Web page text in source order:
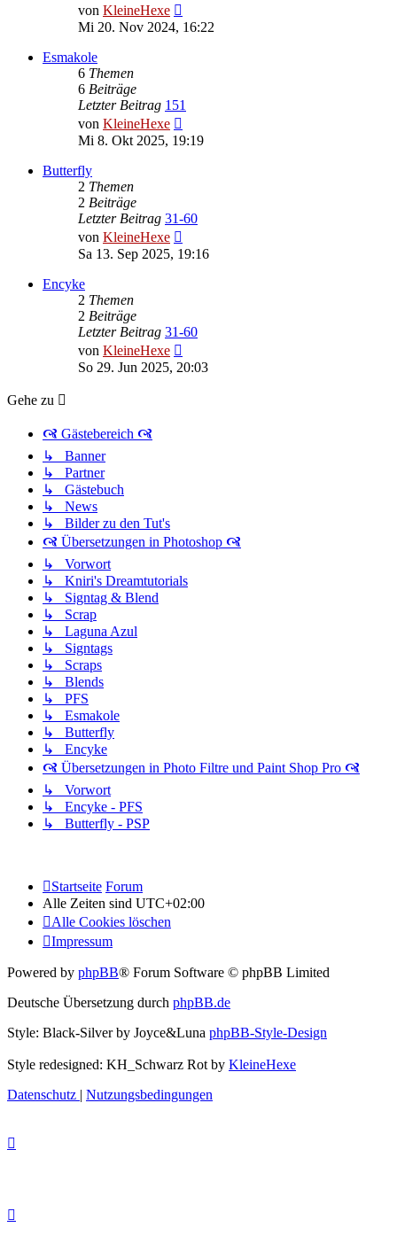
von KleineHexe
Beitrag
Mi 20. Nov 2024, 16:22
Esmakole
6 Themen
6 Beiträge
Letzter Beitrag 151
von KleineHexe
Beitrag
Mi 8. Okt 2025, 19:19
Butterfly
2 Themen
2 Beiträge
Letzter Beitrag 31-60
von KleineHexe
Beitrag
Sa 13. Sep 2025, 19:16
Encyke
2 Themen
2 Beiträge
Letzter Beitrag 31-60
von KleineHexe
Beitrag
So 29. Jun 2025, 20:03
Gehe zu
🙧 Gästebereich 🙧
↳ Banner
↳ Partner
↳ Gästebuch
↳ News
↳ Bilder zu den Tut's
🙧 Übersetzungen in Photoshop 🙧
↳ Vorwort
↳ Kniri's Dreamtutorials
↳ Signtag & Blend
↳ Scrap
↳ Laguna Azul
↳ Signtags
↳ Scraps
↳ Blends
↳ PFS
↳ Esmakole
↳ Butterfly
↳ Encyke
🙧 Übersetzungen in Photo Filtre und Paint Shop Pro 🙧
↳ Vorwort
↳ Encyke - PFS
↳ Butterfly - PSP
Startseite Forum
Alle Zeiten sind UTC+02:00
Alle Cookies löschen
Impressum
Powered by phpBB® Forum Software © phpBB Limited
Deutsche Übersetzung durch phpBB.de
Style: Black-Silver by Joyce&Luna phpBB-Style-Design
Style redesigned: KH_Schwarz Rot by KleineHexe
Datenschutz | Nutzungsbedingungen